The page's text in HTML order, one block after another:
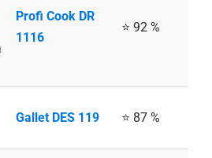
Profi Cook DR
1116
⭐ 92 %
Gallet DES 119 ⭐ 87 %